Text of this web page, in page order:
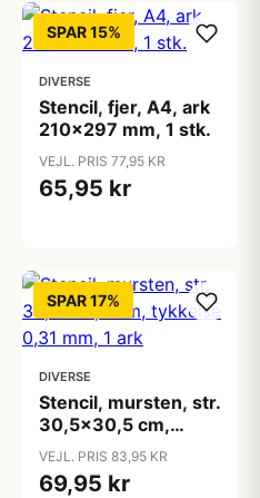
SPAR 15%
DIVERSE
Stencil, fjer, A4, ark
210x297 mm, 1 stk.
VEJL. PRIS 77,95 KR
65,95 kr
SPAR 17%
DIVERSE
Stencil, mursten, str.
30,5x30,5 cm,
tykkelse 0,31 mm, 1
ark
VEJL. PRIS 83,95 KR
69,95 kr